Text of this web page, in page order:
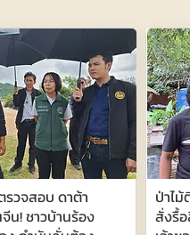
วจสอบ ดาต้า
น! ชาวบ้านร้อง
ป่าไม้
สั่งรื้